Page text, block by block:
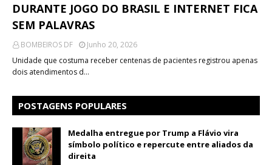
DURANTE JOGO DO BRASIL E INTERNET FICA
SEM PALAVRAS
BOMBEIROS DF
Junho 20, 2026
Unidade que costuma receber centenas de pacientes registrou apenas
dois atendimentos d…
POSTAGENS POPULARES
Medalha entregue por Trump a Flávio vira
símbolo político e repercute entre aliados da
direita